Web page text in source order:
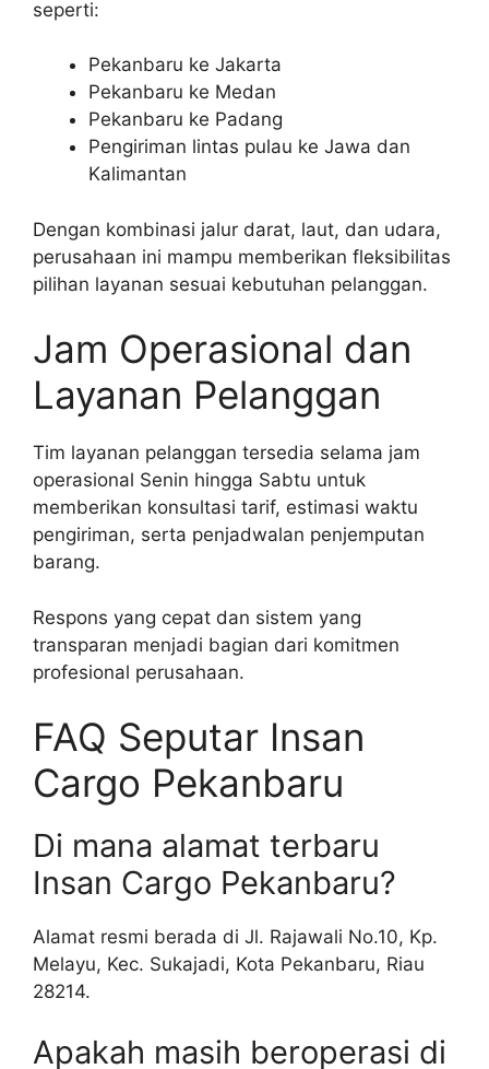
seperti:
Pekanbaru ke Jakarta
Pekanbaru ke Medan
Pekanbaru ke Padang
Pengiriman lintas pulau ke Jawa dan
Kalimantan
Dengan kombinasi jalur darat, laut, dan udara,
perusahaan ini mampu memberikan fleksibilitas
pilihan layanan sesuai kebutuhan pelanggan.
Jam Operasional dan
Layanan Pelanggan
Tim layanan pelanggan tersedia selama jam
operasional Senin hingga Sabtu untuk
memberikan konsultasi tarif, estimasi waktu
pengiriman, serta penjadwalan penjemputan
barang.
Respons yang cepat dan sistem yang
transparan menjadi bagian dari komitmen
profesional perusahaan.
FAQ Seputar Insan
Cargo Pekanbaru
Di mana alamat terbaru
Insan Cargo Pekanbaru?
Alamat resmi berada di Jl. Rajawali No.10, Kp.
Melayu, Kec. Sukajadi, Kota Pekanbaru, Riau
28214.
Apakah masih beroperasi di